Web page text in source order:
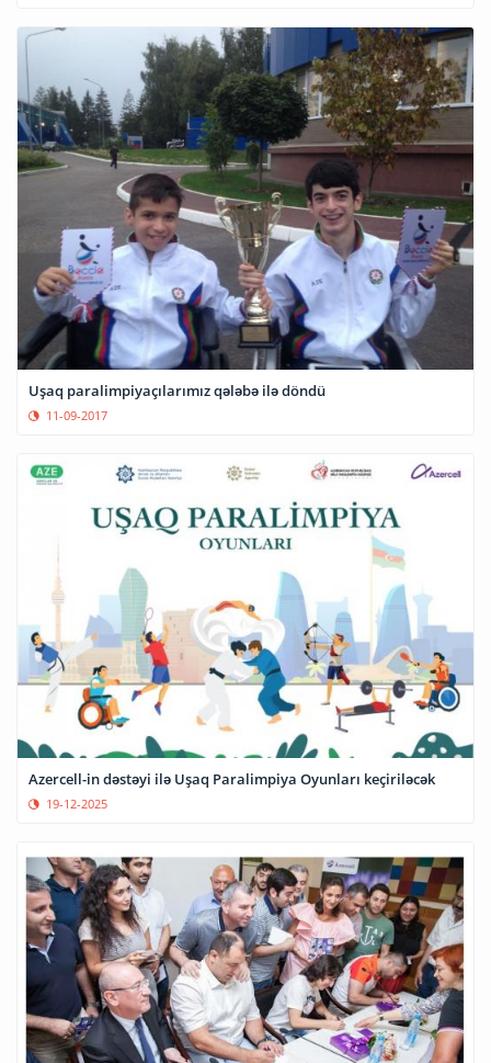
Uşaq paralimpiyaçılarımız qələbə ilə döndü
11-09-2017
Azercell-in dəstəyi ilə Uşaq Paralimpiya Oyunları keçiriləcək
19-12-2025